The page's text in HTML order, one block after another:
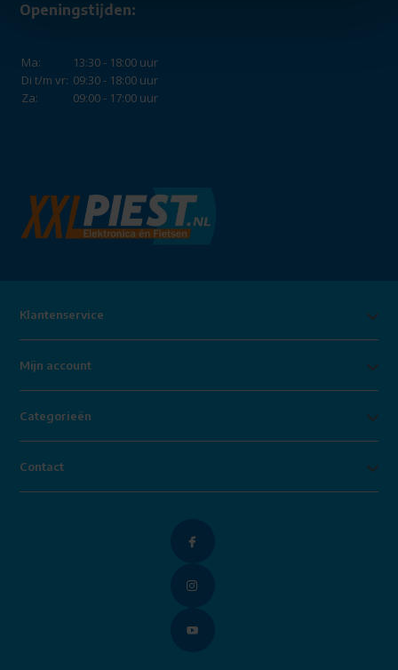
Openingstijden:
Ma:
13:30 - 18:00 uur
Di t/m vr: 09:30 - 18:00 uur
Za:
09:00 - 17:00 uur
Klantenservice
Mijn account
Categorieën
Contact